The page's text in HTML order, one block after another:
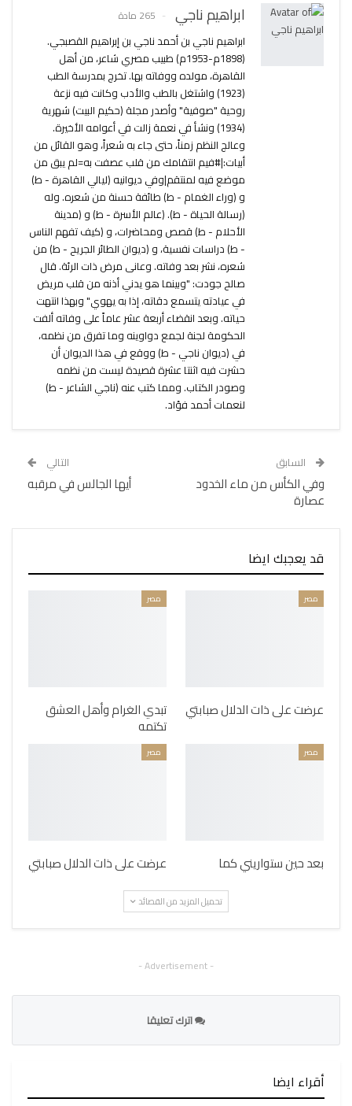
ابراهيم ناجي 265 مادة
ابراهيم ناجي بن أحمد ناجي بن إبراهيم القصبجي.
(1898م-1953م) طبيب مصري شاعر، من أهل
القاهرة، مولده ووفاته بها. تخرج بمدرسة الطب
(1923) واشتغل بالطب والأدب وكانت فيه نزعة
روحية "صوفية" وأصدر مجلة (حكيم البيت) شهرية
(1934) ونشأ في نعمة زالت في أعوامه الأخيرة.
وعالج النظم زمناً، حتى جاء به شعراً، وهو القائل من
أبيات:|#فيم انتقامك من قلب عصفت به=لم يبق من
موضع فيه لمنتقم|وفي ديوانيه (ليالي القاهرة - ط)
و (وراء الغمام - ط) طائفة حسنة من شعره. وله
(رسالة الحياة - ط). (عالم الأسرة - ط) و (مدينة
الأحلام - ط) قصص ومحاضرات، و (كيف تفهم الناس
- ط) دراسات نفسية، و (ديوان الطائر الجريح - ط) من
شعره، نشر بعد وفاته. وعانى مرض ذات الرئة. قال
صالح جودت: "وبينما هو يدني أذنه من قلب مريض
في عيادته يتسمع دقاته، إذا به يهوي" وبهذا انتهت
حياته. وبعد انقضاء أربعة عشر عاماً على وفاته ألفت
الحكومة لجنة لجمع دواوينه وما تفرق من نظمه،
في (ديوان ناجي - ط) ووقع في هذا الديوان أن
حشرت فيه اثنتا عشرة قصيدة ليست من نظمه
وصودر الكتاب. ومما كتب عنه (ناجي الشاعر - ط)
لنعمات أحمد فؤاد.
السابق
وفي الكأس من ماء الخدود
عصارة
التالي
أيها الجالس في مرقبه
قد يعجبك ايضا
مصر
عرضت على ذات الدلال صبابتي
مصر
تبدي الغرام وأهل العشق
تكتمه
مصر
بعد حين ستواريني كما
مصر
عرضت على ذات الدلال صبابتي
تحميل المزيد من القصائد
- Advertisement -
اترك تعليقا
أقراء ايضا